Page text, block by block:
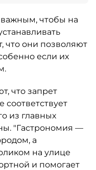
важным, чтобы на
что они позволяют
если их
что запрет
из главных
"Гастрономия —
а
на улице
и помогает